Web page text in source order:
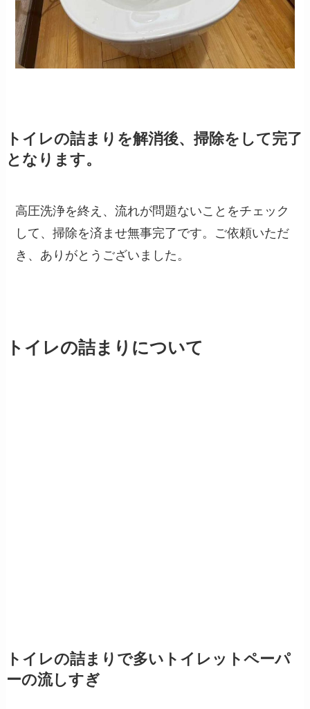
トイレの詰まりを解消後、掃除をして完了
となります。
高圧洗浄を終え、流れが問題ないことをチェック
して、掃除を済ませ無事完了です。ご依頼いただ
き、ありがとうございました。
トイレの詰まりについて
トイレの詰まりで多いトイレットペーパ
ーの流しすぎ